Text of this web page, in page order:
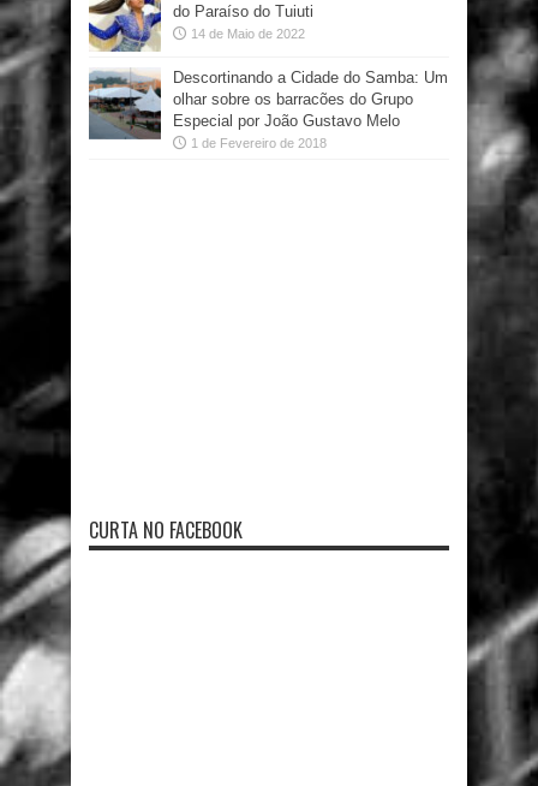
do Paraíso do Tuiuti
14 de Maio de 2022
Descortinando a Cidade do Samba: Um
olhar sobre os barracões do Grupo
Especial por João Gustavo Melo
1 de Fevereiro de 2018
CURTA NO FACEBOOK